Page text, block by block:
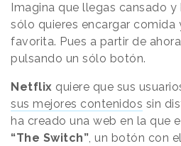
Imagina que llegas cansado
sólo quieres encargar comida
favorita. Pues a partir de
pulsando un sólo botón.
Netflix quiere que sus
sus mejores contenidos sin
ha creado una web en la que
“The Switch”, un botón con